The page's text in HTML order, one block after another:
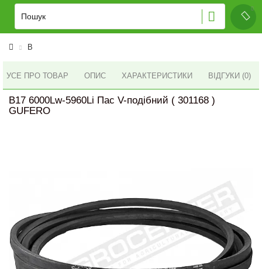
B
УСЕ ПРО ТОВАР ОПИС ХАРАКТЕРИСТИКИ ВІДГУКИ (0)
B17 6000Lw-5960Li Пас V-подібний ( 301168 )
GUFERO